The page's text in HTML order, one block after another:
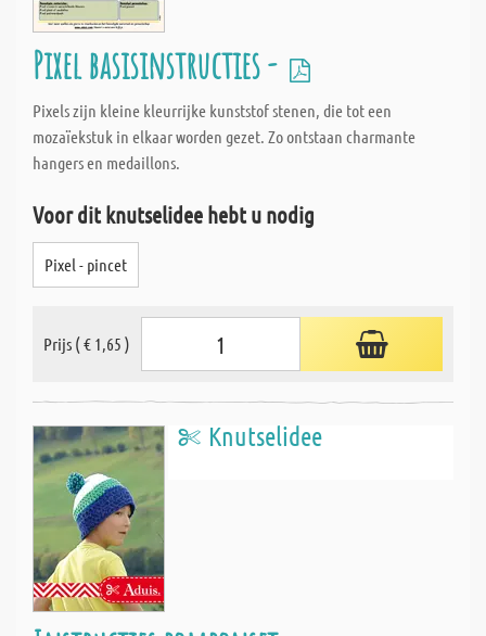
Pixel basisinstructies -
Pixels zijn kleine kleurrijke kunststof stenen, die tot een
mozaïekstuk in elkaar worden gezet. Zo ontstaan charmante
hangers en medaillons.
Voor dit knutselidee hebt u nodig
Pixel - pincet
Prijs ( € 1,65 )
Knutselidee